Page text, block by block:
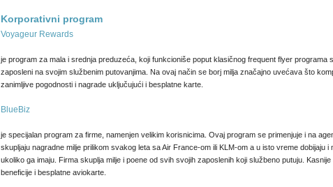
Korporativni program
Voyageur Rewards
je program za mala i srednja preduzeća, koji funkcioniše poput klasičnog frequent flyer programa
zaposleni na svojim službenim putovanjima. Na ovaj način se borj milja značajno uvećava što
zanimljive pogodnosti i nagrade uključujući i besplatne karte.
BlueBiz
je specijalan program za firme, namenjen velikim korisnicima. Ovaj program se primenjuje i na
skupljaju nagradne milje prilikom svakog leta sa Air France-om ili KLM-om a u isto vreme dobijaju i
ukoliko ga imaju. Firma skuplja milje i poene od svih svojih zaposlenih koji službeno putuju.
beneficije i besplatne aviokarte.